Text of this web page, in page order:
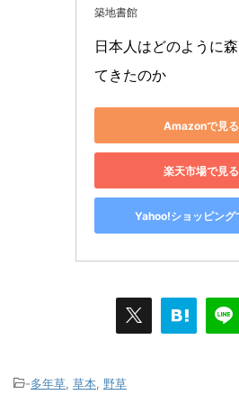
築地書館
日本人はどのように
てきたのか
Amazonで見る
楽天市場で見る
Yahoo!ショッピング
-多年草 草本 野草